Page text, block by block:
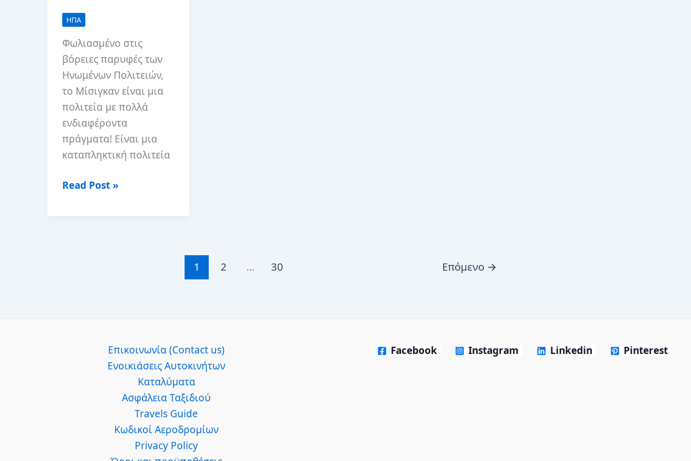
ΗΠΑ
Φωλιασμένο στις
βόρειες παρυφές των
Ηνωμένων Πολιτειών,
το Μίσιγκαν είναι μια
πολιτεία με πολλά
ενδιαφέροντα
πράγματα! Είναι μια
καταπληκτική πολιτεία
10
Read Post »
1 2 … 30 Επόμενο →
Επικοινωνία (Contact us)
Ενοικιάσεις Αυτοκινήτων
Καταλύματα
Ασφάλεια Ταξιδιού
Travels Guide
Κωδικοί Αεροδρομίων
Privacy Policy
Facebook Instagram Linkedin Pinterest